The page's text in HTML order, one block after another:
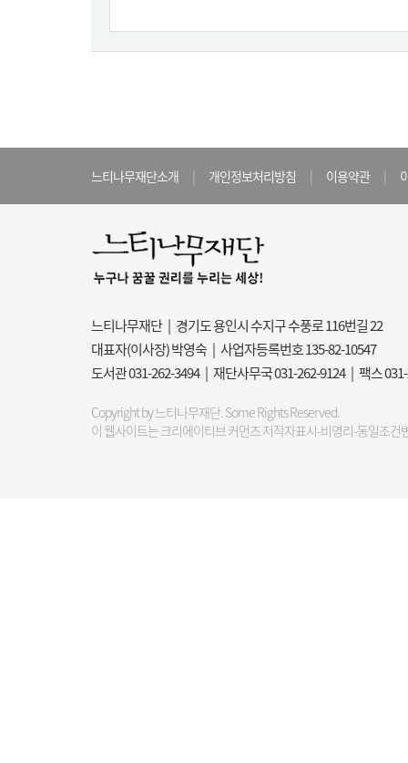
느티나무재단소개 | 개인정보처리방침 | 이용약관 |
느티나무재단 | 경기도 용인시 수지구 수풍로 116번길 22
대표자(이사장) 박영숙 | 사업자등록번호 135-82-10547
도서관 031-262-3494 | 재단사무국 031-262-9124 | 팩스
Copyright by 느티나무재단. Some Rights Reserved.
이 웹사이트는 크리에이티브 커먼즈 저작자표시-비영리-동일조